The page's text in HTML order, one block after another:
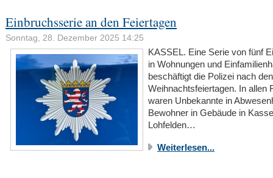
Einbruchsserie an den Feiertagen
Sonntag, 28. Dezember 2025 14:25
KASSEL. Eine Serie von fünf
in Wohnungen und
beschäftigt die Polizei nach den
Weihnachtsfeiertagen. In allen
waren Unbekannte in
Bewohner in Gebäude in
Lohfelden…
Weiterlesen...